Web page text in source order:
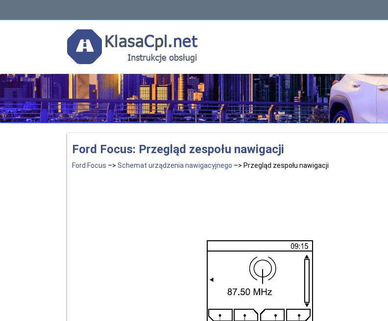
Ford Focus: Przegląd zespołu nawigacji
Ford Focus –> Schemat urządzenia nawigacyjnego –> Przegląd zespołu nawigacji